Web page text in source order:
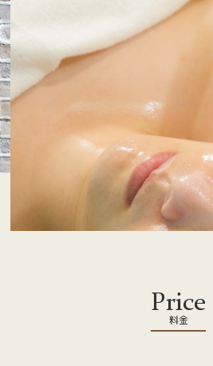
Price
料金